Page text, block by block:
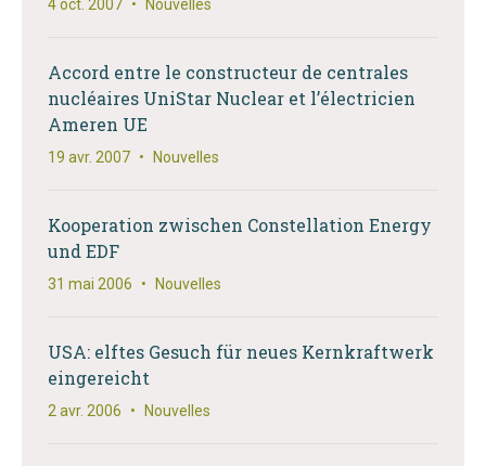
4 oct. 2007 • Nouvelles
Accord entre le constructeur de centrales
nucléaires UniStar Nuclear et l’électricien
Ameren UE
19 avr. 2007 • Nouvelles
Kooperation zwischen Constellation Energy
und EDF
31 mai 2006 • Nouvelles
USA: elftes Gesuch für neues Kernkraftwerk
eingereicht
2 avr. 2006 • Nouvelles